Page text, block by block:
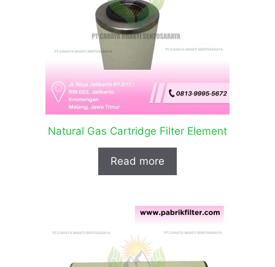
Natural Gas Cartridge Filter Element
Read more